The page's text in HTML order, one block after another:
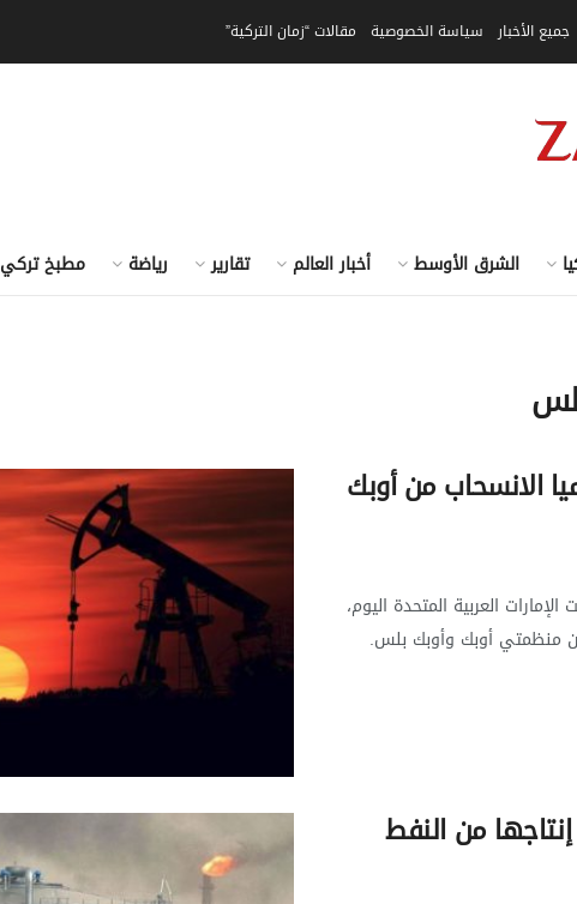
جميع الأخبار سياسة الخصوصية مقالات “زمان التركية”
الشرق الأوسط أخبار العالم تقارير رياضة مطبخ تركي
الانسحاب من أوبك
العربية المتحدة اليوم،
من منظمتي أوبك وأوبك بلس.
من النفط